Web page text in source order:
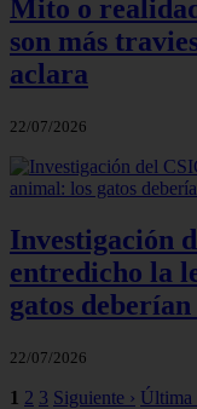
Mito o
son más
aclara
22/07/2026
Investigación
entredicho la
gatos
22/07/2026
1 2 3 Siguiente › Última